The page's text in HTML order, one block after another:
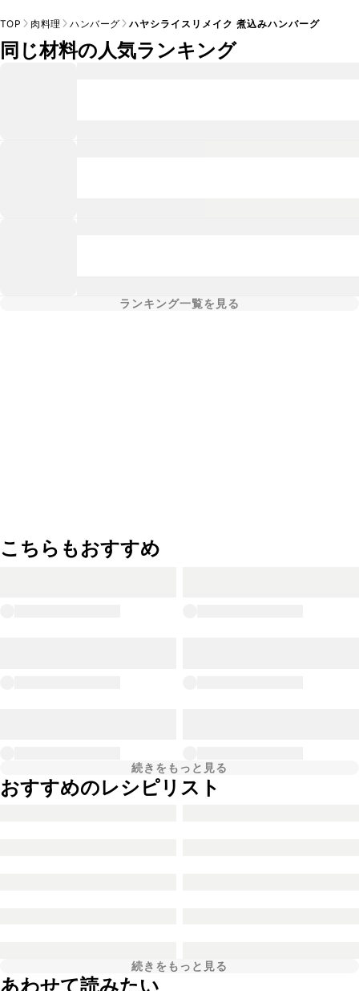
TOP 肉料理 ハンバーグ ハヤシライスリメイク 煮込みハンバーグ
同じ材料の人気ランキング
ランキング一覧を見る
こちらもおすすめ
続きをもっと見る
おすすめのレシピリスト
続きをもっと見る
あわせて読みたい